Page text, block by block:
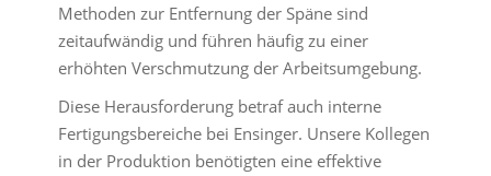
Methoden zur Entfernung der Späne sind
zeitaufwändig und führen häufig zu einer
erhöhten Verschmutzung der Arbeitsumgebung.
Diese Herausforderung betraf auch interne
Fertigungsbereiche bei Ensinger. Unsere Kollegen
in der Produktion benötigten eine effektive